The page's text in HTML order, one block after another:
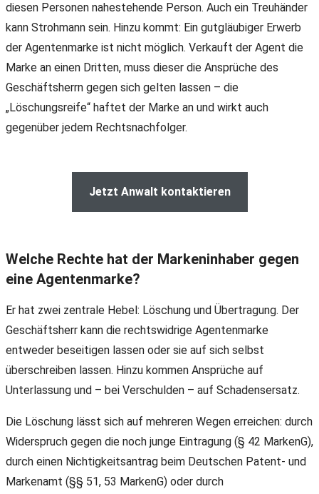
diesen Personen nahestehende Person. Auch ein Treuhänder
kann Strohmann sein. Hinzu kommt: Ein gutgläubiger Erwerb
der Agentenmarke ist nicht möglich. Verkauft der Agent die
Marke an einen Dritten, muss dieser die Ansprüche des
Geschäftsherrn gegen sich gelten lassen – die
„Löschungsreife“ haftet der Marke an und wirkt auch
gegenüber jedem Rechtsnachfolger.
Jetzt Anwalt kontaktieren
Welche Rechte hat der Markeninhaber gegen
eine Agentenmarke?
Er hat zwei zentrale Hebel: Löschung und Übertragung. Der
Geschäftsherr kann die rechtswidrige Agentenmarke
entweder beseitigen lassen oder sie auf sich selbst
überschreiben lassen. Hinzu kommen Ansprüche auf
Unterlassung und – bei Verschulden – auf Schadensersatz.
Die Löschung lässt sich auf mehreren Wegen erreichen: durch
Widerspruch gegen die noch junge Eintragung (§ 42 MarkenG),
durch einen Nichtigkeitsantrag beim Deutschen Patent- und
Markenamt (§§ 51, 53 MarkenG) oder durch